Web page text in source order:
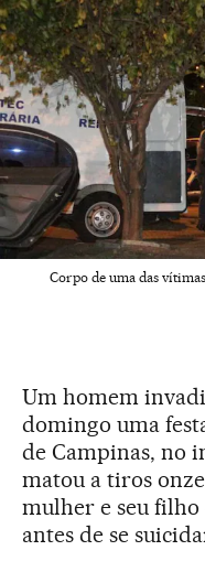
Corpo de uma das
Um homem
domingo uma
de Campinas, no
matou a tiros
mulher e seu filho
antes de se